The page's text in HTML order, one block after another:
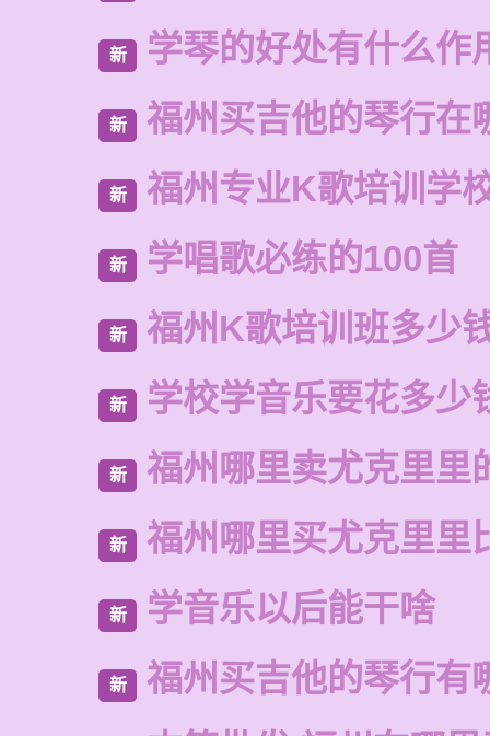
新 学琴的好处有什么作
新 福州买吉他的琴行在
新 福州专业K歌培训学
新 学唱歌必练的100首
新 福州K歌培训班多少
新 学校学音乐要花多少
新 福州哪里卖尤克里里
新 福州哪里买尤克里里
新 学音乐以后能干啥
新
福州买吉他的琴行有